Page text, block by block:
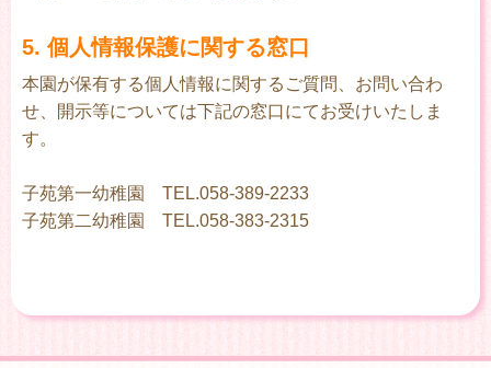
5. 個人情報保護に関する窓口
本園が保有する個人情報に関するご質問、お問い合わ
せ、開示等については下記の窓口にてお受けいたしま
す。
子苑第一幼稚園 TEL.058-389-2233
子苑第二幼稚園 TEL.058-383-2315